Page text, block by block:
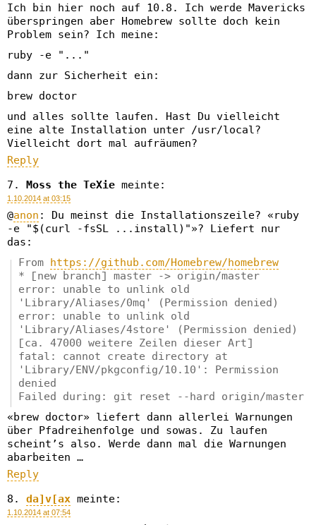
Ich bin hier noch auf 10.8. Ich werde Mavericks
überspringen aber Homebrew sollte doch kein
Problem sein? Ich meine:
ruby -e "..."
dann zur Sicherheit ein:
brew doctor
und alles sollte laufen. Hast Du vielleicht
eine alte Installation unter /usr/local?
Vielleicht dort mal aufräumen?
Reply
Moss the TeXie meinte:
1.10.2014 at 03:15
@anon : Du meinst die Installationszeile? «ruby
-e "$(curl -fsSL ...install)"»? Liefert nur
das:
From https://github.com/Homebrew/homebrew
* [new branch] master -> origin/master
error: unable to unlink old
'Library/Aliases/0mq' (Permission denied)
error: unable to unlink old
'Library/Aliases/4store' (Permission denied)
[ca. 47000 weitere Zeilen dieser Art]
fatal: cannot create directory at
'Library/ENV/pkgconfig/10.10': Permission
denied
Failed during: git reset --hard origin/master
«brew doctor» liefert dann allerlei Warnungen
über Pfadreihenfolge und sowas. Zu laufen
scheint’s also. Werde dann mal die Warnungen
abarbeiten …
Reply
da]v[ax meinte:
1.10.2014 at 07:54